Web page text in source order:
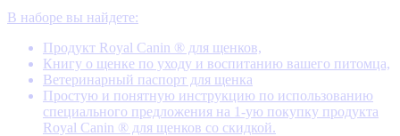
В наборе вы найдете:
Продукт Royal Canin ® для щенков,
Книгу о щенке по уходу и воспитанию вашего питомца,
Ветеринарный паспорт для щенка
Простую и понятную инструкцию по использованию
специального предложения на 1-ую покупку продукта
Royal Canin ® для щенков со скидкой.